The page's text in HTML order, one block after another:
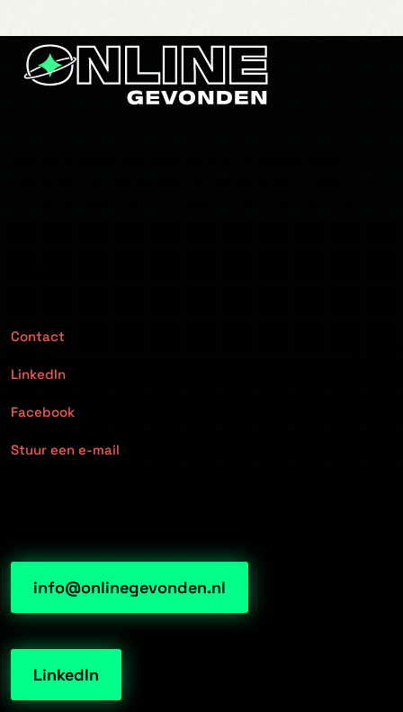
Contact
LinkedIn
Facebook
Stuur een e-mail
info@onlinegevonden.nl
LinkedIn